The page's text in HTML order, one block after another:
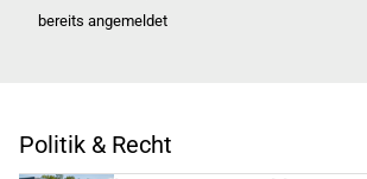
bereits angemeldet
Politik & Recht